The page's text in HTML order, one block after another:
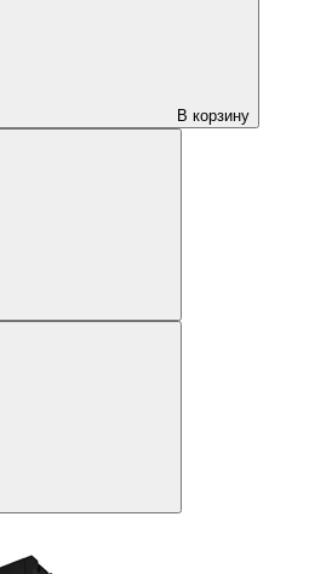
В корзину